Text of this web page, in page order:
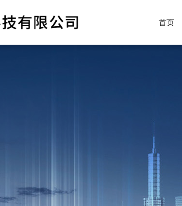
首页